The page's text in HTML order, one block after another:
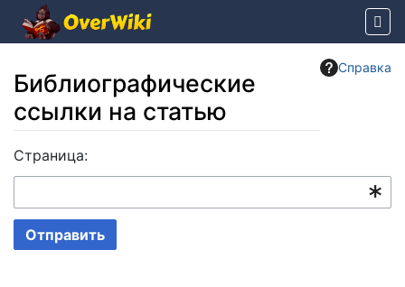
Справка
Библиографические
ссылки на статью
Перейти к:
Страница:
Отправить